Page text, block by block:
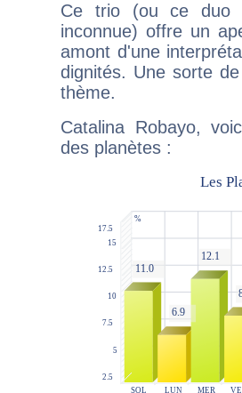
Ce trio (ou ce duo
inconnue) offre un
amont d'une
dignités. Une sorte
thème.
Catalina Robayo,
des planètes :